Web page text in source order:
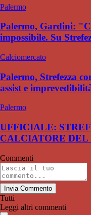
Palermo
Palermo, Gardini:
impossibile. Su
Calciomercato
Palermo, Strefezza
assist e
Palermo
UFFICIALE:
CALCIATORE DEL
Commenti
Invia Commento
Tutti
Leggi altri commenti